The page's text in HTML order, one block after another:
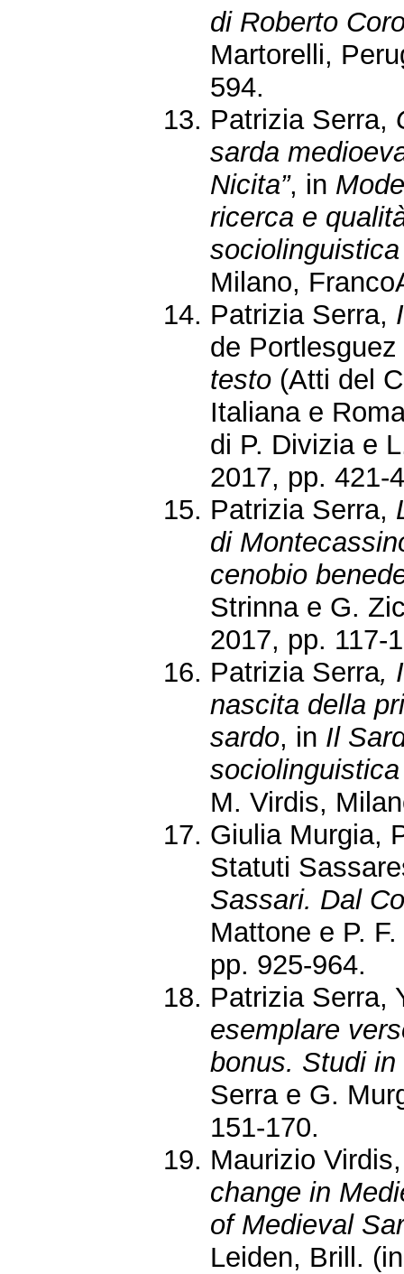
di Roberto
Martorelli,
594.
Patrizia Serra,
sarda
Nicita”, in
ricerca e
Milano,
Patrizia Serra,
de Portlesguez
testo (Atti del
Italiana e
di P. Divizia e
2017, pp. 421-
Patrizia Serra,
di
cenobio
Strinna e G.
2017, pp. 117-
Patrizia Serra,
nascita della
sardo, in Il
M. Virdis,
Giulia Murgia,
Statuti
Sassari. Dal
Mattone e P.
pp. 925-964.
Patrizia Serra,
esemplare
bonus. Studi
Serra e G.
151-170.
Maurizio
change in
of Medieval
Leiden, Brill.